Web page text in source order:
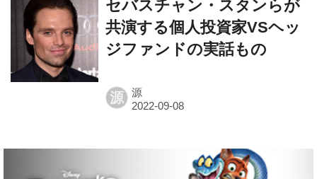
ジファンドの実話もの
源